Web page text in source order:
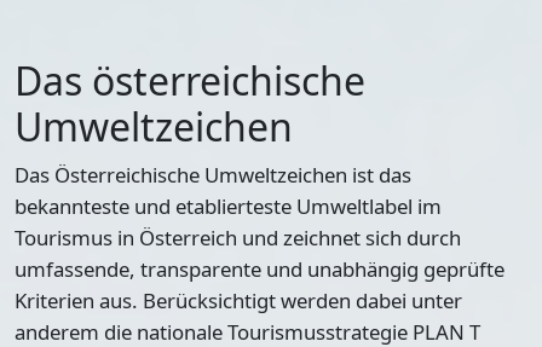
Das österreichische
Umweltzeichen
Das Österreichische Umweltzeichen ist das
bekannteste und etablierteste Umweltlabel im
Tourismus in Österreich und zeichnet sich durch
umfassende, transparente und unabhängig geprüfte
Kriterien aus. Berücksichtigt werden dabei unter
anderem die nationale Tourismusstrategie PLAN T